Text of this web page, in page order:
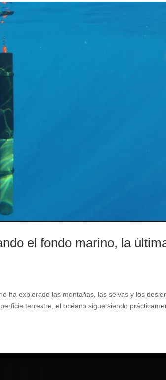
el fondo marino, la
ha explorado las montañas, las selvas y los
terrestre, el océano sigue siendo